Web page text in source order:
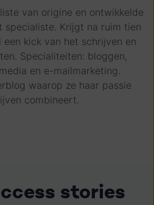
van origine en ontwikkelde
specialiste. Krijgt na ruim tien
kick van het schrijven en
Specialiteiten: bloggen,
en e-mailmarketing.
waarop ze haar passie
combineert.
stories